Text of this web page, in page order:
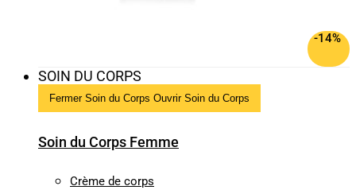
-14%
SOIN DU CORPS
Fermer Soin du Corps Ouvrir Soin du Corps
Soin du Corps Femme
Crème de corps